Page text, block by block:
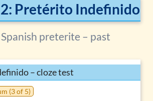
2: Pretérito Indefinido
preterite – past
– cloze test
(3 of 5)